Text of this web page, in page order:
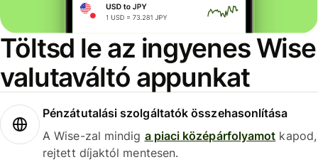
Töltsd le az ingyenes Wise
valutaváltó appunkat
Pénzátutalási szolgáltatók összehasonlítása
A Wise-zal mindig a piaci középárfolyamot kapod,
rejtett díjaktól mentesen.